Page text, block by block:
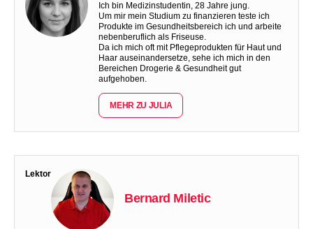
Ich bin Medizinstudentin, 28 Jahre jung.
Um mir mein Studium zu finanzieren teste ich
Produkte im Gesundheitsbereich ich und arbeite
nebenberuflich als Friseuse.
Da ich mich oft mit Pflegeprodukten für Haut und
Haar auseinandersetze, sehe ich mich in den
Bereichen Drogerie & Gesundheit gut
aufgehoben.
MEHR ZU JULIA
Lektor
Bernard Miletic